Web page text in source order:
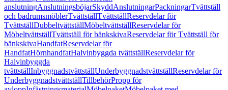
anslutningAnslutningsböjarSkyddAnslutningarPackningarTvättställ
och badrumsmöblerTvättställTvättställReservdelar för
TvättställDubbeltvättställMöbeltvättställReservdelar för
MöbeltvättställTvättställ för bänkskivaReservdelar för Tvättställ för
bänkskivaHandfatReservdelar för
HandfatHörnhandfatHalvinbyggda tvättställReservdelar för
Halvinbyggda
tvättställInbyggnadstvättställUnderbyggnadstvättställReservdelar för
UnderbyggnadstvättställTillbehörPropp för